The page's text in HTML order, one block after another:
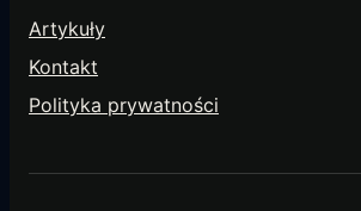
Artykuły
Kontakt
Polityka prywatności